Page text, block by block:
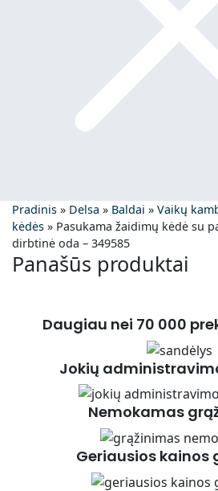
Pradinis » Delsa » Baldai » Vaikų
kėdės » Pasukama žaidimų kėdė su
dirbtinė oda – 349585
Panašūs produktai
Daugiau nei 70 000
Jokių
Nemokamas
Geriausios kainos